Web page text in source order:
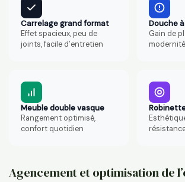
Carrelage grand format
Effet spacieux, peu de
joints, facile d’entretien
Douche
Gain de
modernité
Meuble double vasque
Rangement optimisé,
confort quotidien
Agencement et optimisation de